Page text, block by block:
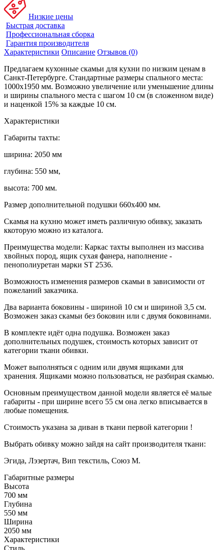
Низкие цены
Быстрая доставка
Профессиональная сборка
Гарантия производителя
Характеристики Описание Отзывов (0)
Предлагаем кухонные скамьи для кухни по низким ценам в
Санкт-Петербурге. Стандартные размеры спального места:
1000х1950 мм. Возможно увеличение или уменьшение длины
и ширины спального места с шагом 10 см (в сложенном виде)
и наценкой 15% за каждые 10 см.
Характеристики
Габариты тахты:
ширина: 2050 мм
глубина: 550 мм,
высота: 700 мм.
Размер дополнительной подушки 660х400 мм.
Скамья на кухню может иметь различную обивку, заказать
ккоторую можно из каталога.
Преимущества модели: Каркас тахты выполнен из массива
хвойных пород, ящик сухая фанера, наполнение -
пенополиуретан марки ST 2536.
Возможность изменения размеров скамьи в зависимости от
пожеланий заказчика.
Два варианта боковины - шириной 10 см и шириной 3,5 см.
Возможен заказ скамьи без боковин или с двумя боковинами.
В комплекте идёт одна подушка. Возможен заказ
дополнительных подушек, стоимость которых зависит от
категории ткани обивки.
Может выполняться с одним или двумя ящиками для
хранения. Ящиками можно пользоваться, не разбирая скамью.
Основным преимуществом данной модели является её малые
габариты - при ширине всего 55 см она легко вписывается в
любые помещения.
Стоимость указана за диван в ткани первой категории !
Выбрать обивку можно зайдя на сайт производителя ткани:
Эгида, Лэзертач, Вип текстиль, Союз М.
Габаритные размеры
Высота
700 мм
Глубина
550 мм
Ширина
2050 мм
Характеристики
Стиль